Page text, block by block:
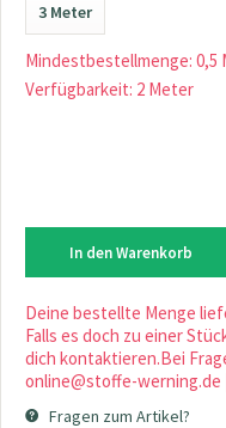
3 Meter
Mindestbestellmenge: 0,5
Verfügbarkeit: 2 Meter
In den Warenkorb
Deine bestellte Menge
Falls es doch zu einer
dich kontaktieren.Bei
online@stoffe-werning.de |
Fragen zum Artikel?